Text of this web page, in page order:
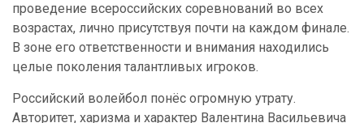
проведение всероссийских соревнований во всех
возрастах, лично присутствуя почти на каждом финале.
В зоне его ответственности и внимания находились
целые поколения талантливых игроков.
Российский волейбол понёс огромную утрату.
Авторитет, харизма и характер Валентина Васильевича